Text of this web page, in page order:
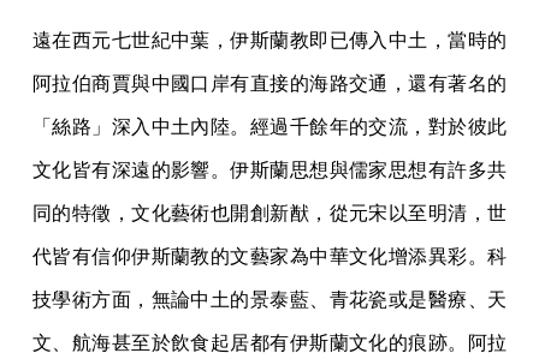
遠在西元七世紀中葉，伊斯蘭教即已傳入中土，當時的
阿拉伯商賈與中國口岸有直接的海路交通，還有著名的
「絲路」深入中土內陸。經過千餘年的交流，對於彼此
文化皆有深遠的影響。伊斯蘭思想與儒家思想有許多共
同的特徵，文化藝術也開創新猷，從元宋以至明清，世
代皆有信仰伊斯蘭教的文藝家為中華文化增添異彩。科
技學術方面，無論中土的景泰藍、青花瓷或是醫療、天
文、航海甚至於飲食起居都有伊斯蘭文化的痕跡。阿拉